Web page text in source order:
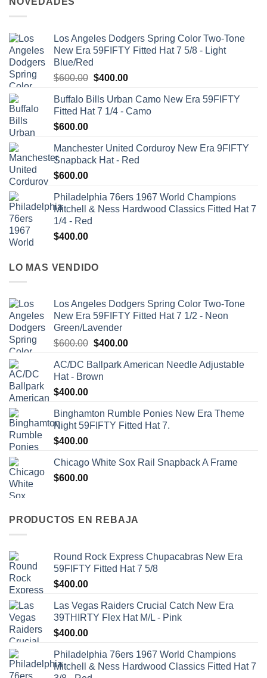
Los Angeles Dodgers Spring Color Two-Tone
New Era 59FIFTY Fitted Hat 7 5/8 - Light
Blue/Red
$600.00 $400.00
Buffalo Bills Urban Camo New Era 59FIFTY
Fitted Hat 7 1/4 - Camo
$600.00
Manchester United Corduroy New Era 9FIFTY
Snapback Hat - Red
$600.00
Philadelphia 76ers 1967 World Champions
Mitchell & Ness Hardwood Classics Fitted Hat 7
1/4 - Red
$400.00
LO MAS VENDIDO
Los Angeles Dodgers Spring Color Two-Tone
New Era 59FIFTY Fitted Hat 7 1/2 - Neon
Green/Lavender
$600.00 $400.00
AC/DC Ballpark American Needle Adjustable
Hat - Brown
$400.00
Binghamton Rumble Ponies New Era Theme
Night 59FIFTY Fitted Hat 7.
$400.00
Chicago White Sox Rail Snapback A Frame
$600.00
PRODUCTOS EN REBAJA
Round Rock Express Chupacabras New Era
59FIFTY Fitted Hat 7 5/8
$400.00
Las Vegas Raiders Crucial Catch New Era
39THIRTY Flex Hat M/L - Pink
$400.00
Philadelphia 76ers 1967 World Champions
Mitchell & Ness Hardwood Classics Fitted Hat 7